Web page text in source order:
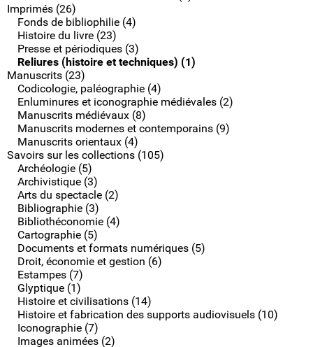
Imprimés (26)
Fonds de bibliophilie (4)
Histoire du livre (23)
Presse et périodiques (3)
Reliures (histoire et techniques) (1)
Manuscrits (23)
Codicologie, paléographie (4)
Enluminures et iconographie médiévales (2)
Manuscrits médiévaux (8)
Manuscrits modernes et contemporains (9)
Manuscrits orientaux (4)
Savoirs sur les collections (105)
Archéologie (5)
Archivistique (3)
Arts du spectacle (2)
Bibliographie (3)
Bibliothéconomie (4)
Cartographie (5)
Documents et formats numériques (5)
Droit, économie et gestion (6)
Estampes (7)
Glyptique (1)
Histoire et civilisations (14)
Histoire et fabrication des supports audiovisuels (10)
Iconographie (7)
Images animées (2)